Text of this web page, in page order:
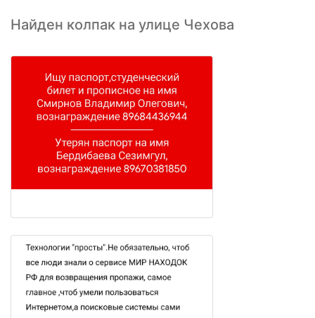
Найден колпак на улице Чехова